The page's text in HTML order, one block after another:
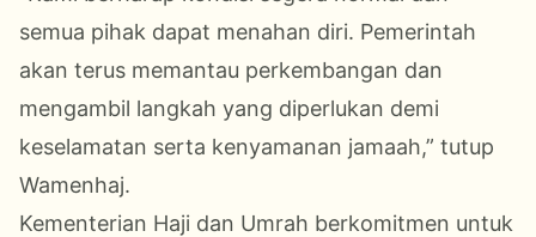
semua pihak dapat menahan diri. Pemerintah
akan terus memantau perkembangan dan
mengambil langkah yang diperlukan demi
keselamatan serta kenyamanan jamaah,” tutup
Wamenhaj.
Kementerian Haji dan Umrah berkomitmen untuk